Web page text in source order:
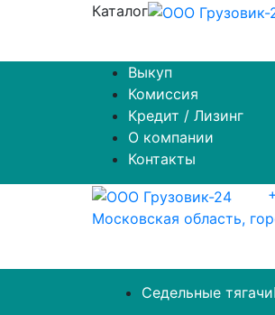
Каталог
Выкуп
Комиссия
Кредит / Лизинг
О компании
Контакты
Московская область,
Седельные тягачи